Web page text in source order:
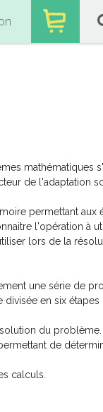
mathématiques
de l'adaptation
permettant aux
l'opération à
lors de la
une série de
en six étapes :
du problème.
de
calculs.